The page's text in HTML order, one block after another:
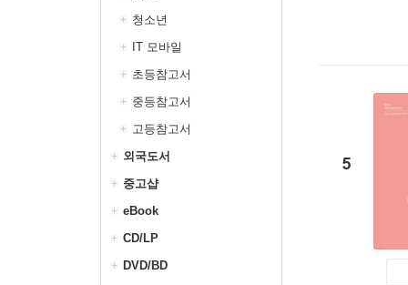
청소년
IT 모바일
초등참고서
중등참고서
고등참고서
외국도서
중고샵
eBook
CD/LP
DVD/BD
5